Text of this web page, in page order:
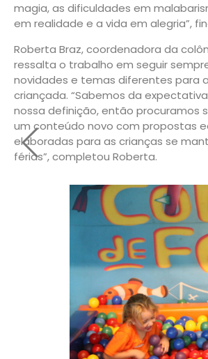
magia, as dificuldades em
em realidade e a vida em alegria”,
Roberta Braz, coordenadora da
ressalta o trabalho em seguir
novidades e temas diferentes para
criançada. “Sabemos da
nossa definição, então procuramos
um conteúdo novo com propostas
elaboradas para as crianças se
férias”, completou Roberta.